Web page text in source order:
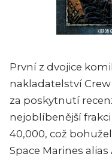
První z dvojice
nakladatelství
za poskytnutí
nejoblíbenější
40,000, což
Space Marines